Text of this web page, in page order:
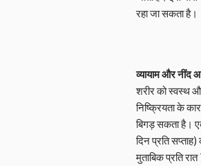
रहा जा सकता है।
व्यायाम और नींद
शरीर को स्वस्थ
निष्क्रियता के
बिगड़ सकता है।
दिन प्रति
मुताबिक प्रति